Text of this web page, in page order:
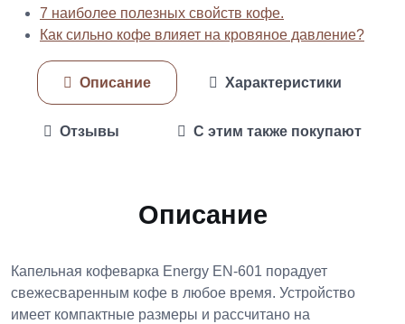
7 наиболее полезных свойств кофе.
Как сильно кофе влияет на кровяное давление?
Описание Характеристики
Отзывы С этим также покупают
Описание
Капельная кофеварка Energy EN-601 порадует
свежесваренным кофе в любое время. Устройство
имеет компактные размеры и рассчитано на